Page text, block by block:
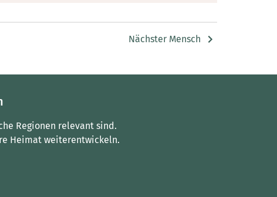
Nächster Mensch
Regionen relevant sind.
Heimat weiterentwickeln.